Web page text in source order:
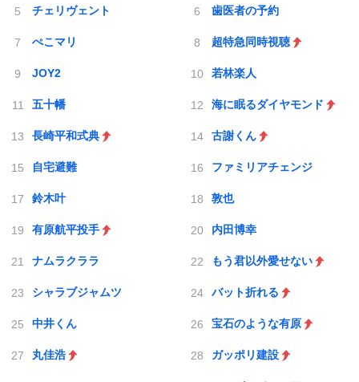
チェリヴェント 歯医者の予約
ぺこマリ 超特急同時視聴
JOY2 若林楽人
五十幡 海に眠るダイヤモンド
長崎平和式典 古謝くん
自宅避難 ファミリアチェンジ
鈴木叶 敦也
有原航平投手 内田博幸
ナムラクララ もう君以外愛せない
シャラブジャムツ バット折れる
中井くん 宝石のような有原
丸佳浩 ガッポリ建設